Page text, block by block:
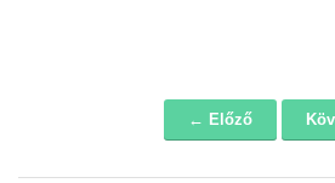
← Előző